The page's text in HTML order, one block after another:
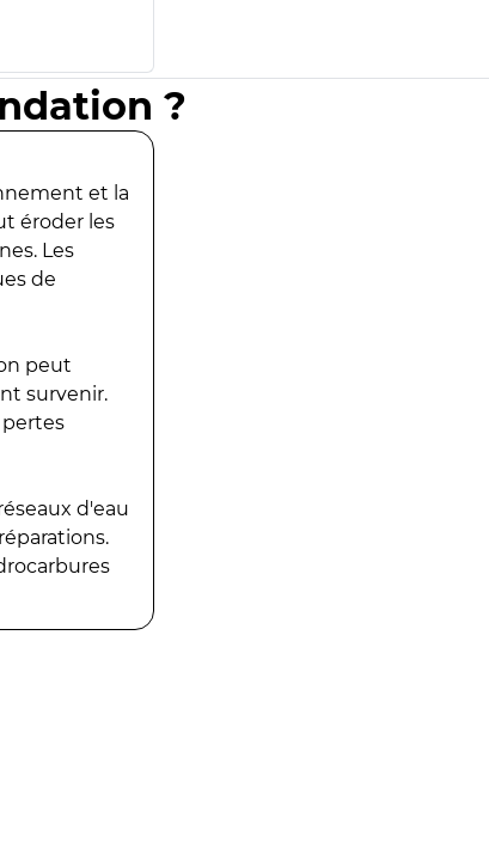
?
et la
éroder les
Les
de
peut
survenir.
d'eau